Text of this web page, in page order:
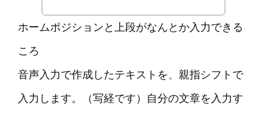
ホームポジションと上段がなんとか入力できる
ころ
音声入力で作成したテキストを、親指シフトで
入力します。（写経です）自分の文章を入力す